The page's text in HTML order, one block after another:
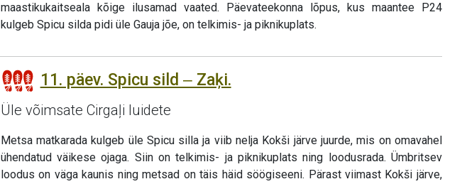
maastikukaitseala kõige ilusamad vaated. Päevateekonna lõpus, kus maantee P24
kulgeb Spicu silda pidi üle Gauja jõe, on telkimis- ja piknikuplats.
11. päev. Spicu sild ‒ Zaķi.
Üle võimsate Cirgaļi luidete
Metsa matkarada kulgeb üle Spicu silla ja viib nelja Kokši järve juurde, mis on omavahel
ühendatud väikese ojaga. Siin on telkimis- ja piknikuplats ning loodusrada. Ümbritsev
loodus on väga kaunis ning metsad on täis häid söögiseeni. Pärast viimast Kokši järve,